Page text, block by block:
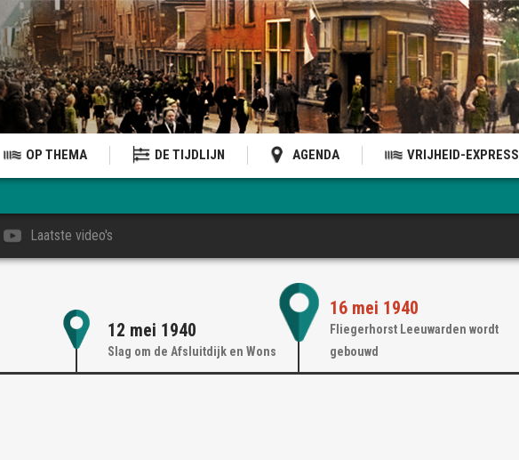
OP THEMA DE TIJDLIJN AGENDA VRIJHEID-EXPRESS
Laatste video's
12 mei 1940
Slag om de Afsluitdijk en Wons
16 mei 1940
Fliegerhorst Leeuwarden wordt
gebouwd